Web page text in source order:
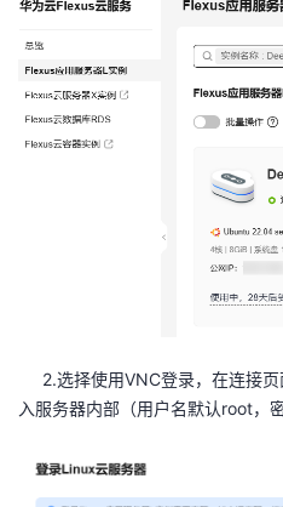
堂
我
证
实
的
藏
的
持
我
建
2.选择使用VNC登录，在连接
入服务器内部（用户名默认root，